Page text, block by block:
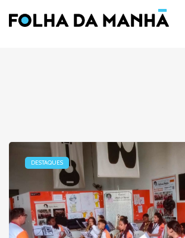
DESTAQUES